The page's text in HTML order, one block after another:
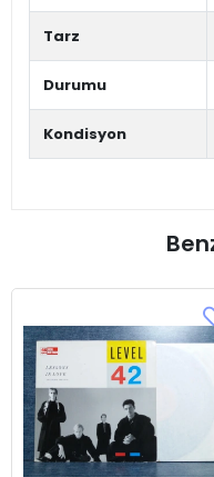
Tarz
Durumu
Kondisyon